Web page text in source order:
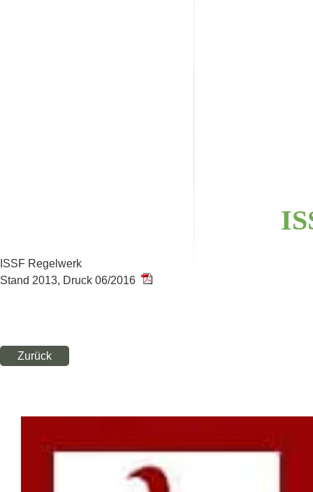
ISSF Regelwerk
Stand 2013, Druck 06/2016
Zurück